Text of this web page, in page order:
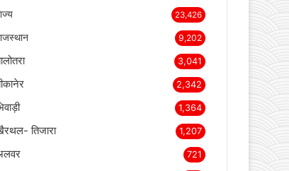
4,471
3,593
3,508
3,183
23,426
9,202
3,041